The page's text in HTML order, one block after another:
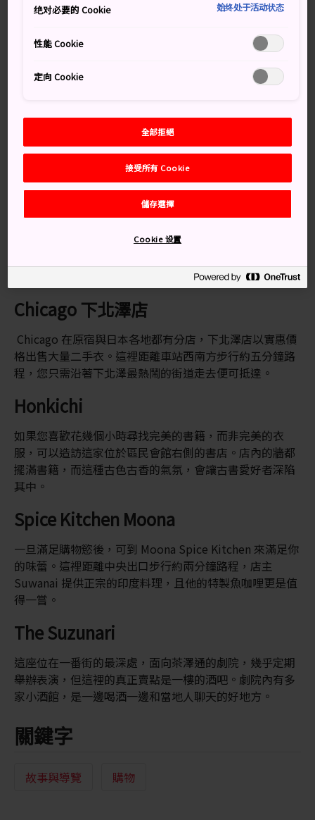
在 New York Joe 所在街道的斜對面，有一間時尚小巧的
Bear Pond Espresso 咖啡廳，那裡供應單一莊園咖啡、濃
縮咖啡與拿鐵咖啡。咖啡師對咖啡充滿熱情，而品質優異
這家唱片行備有各種音樂類型的唱片，但較多是浩室、鐵
克諾與靈魂樂。務必前往瞧瞧他們的私房日本流行金曲 12
東洋百貨店
物王國，這裡滿是小飾品店鋪與二手商店。許多飾品配件
Chicago 下北澤店
Chicago 在原宿與日本各地都有分店，下北澤店以實惠價
格出售大量二手衣。這裡距離車站西南方步行約五分鐘路
程，您只需沿著下北澤最熱鬧的街道走去便可抵達。
Honkichi
如果您喜歡花幾個小時尋找完美的書籍，而非完美的衣
服，可以造訪這家位於區民會館右側的書店。店內的牆都
擺滿書籍，而這種古色古香的氣氛，會讓古書愛好者深陷
其中。
Spice Kitchen Moona
一旦滿足購物慾後，可到 Moona Spice Kitchen 來滿足你
的味蕾。這裡距離中央出口步行約兩分鐘路程，店主
Suwanai 提供正宗的印度料理，且他的特製魚咖哩更是值
得一嘗。
The Suzunari
這座位在一番街的最深處，面向茶澤通的劇院，幾乎定期
舉辦表演，但這裡的真正賣點是一樓的酒吧。劇院內有多
家小酒館，是一邊喝酒一邊和當地人聊天的好地方。
關鍵字
故事與導覽 購物
绝对必要的 Cookie 始终处于活动状态
性能 Cookie
定向 Cookie
全部拒絕
接受所有 Cookie
儲存選擇
Cookie 设置